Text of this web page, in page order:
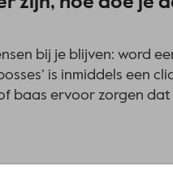
bij je blijven: word
is inmiddels een
baas ervoor zorgen